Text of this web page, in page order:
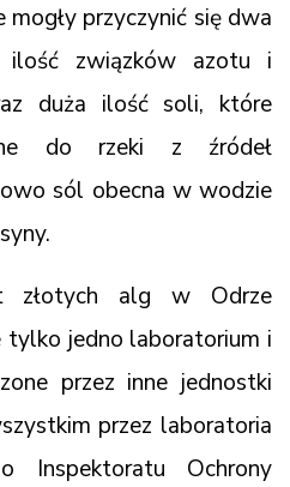
przyczynić się dwa
ilość związków azotu i
duża ilość soli, które
do rzeki z źródeł
sól obecna w wodzie
alg w Odrze
jedno laboratorium i
przez inne jednostki
przez laboratoria
Inspektoratu Ochrony